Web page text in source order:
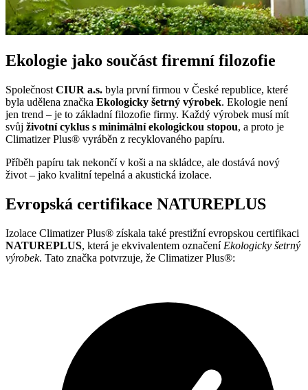
Ekologie jako součást firemní filozofie
Společnost CIUR a.s. byla první firmou v České republice, které
byla udělena značka Ekologicky šetrný výrobek. Ekologie není
jen trend – je to základní filozofie firmy. Každý výrobek musí mít
svůj životní cyklus s minimální ekologickou stopou, a proto je
Climatizer Plus® vyráběn z recyklovaného papíru.
Příběh papíru tak nekončí v koši a na skládce, ale dostává nový
život – jako kvalitní tepelná a akustická izolace.
Evropská certifikace NATUREPLUS
Izolace Climatizer Plus® získala také prestižní evropskou certifikaci
NATUREPLUS, která je ekvivalentem označení Ekologicky šetrný
výrobek. Tato značka potvrzuje, že Climatizer Plus®: